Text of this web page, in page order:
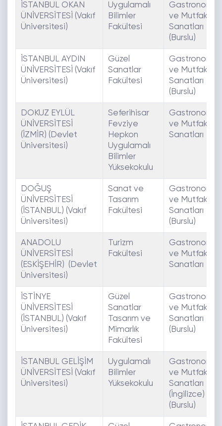
İSTANBUL OKAN
ÜNİVERSİTESİ (Vakıf
Üniversitesi)
Uygulamalı
Bilimler
Fakültesi
Gastronomi
ve Mutfak
Sanatları
(Burslu)
İSTANBUL AYDIN
ÜNİVERSİTESİ (Vakıf
Üniversitesi)
Güzel
Sanatlar
Fakültesi
Gastronomi
ve Mutfak
Sanatları
(Burslu)
DOKUZ EYLÜL
ÜNİVERSİTESİ
(İZMİR) (Devlet
Üniversitesi)
Seferihisar
Fevziye
Hepkon
Uygulamalı
Bilimler
Yüksekokulu
Gastronomi
ve Mutfak
Sanatları
DOĞUŞ
ÜNİVERSİTESİ
(İSTANBUL) (Vakıf
Üniversitesi)
Sanat ve
Tasarım
Fakültesi
Gastronomi
ve Mutfak
Sanatları
(Burslu)
ANADOLU
ÜNİVERSİTESİ
(ESKİŞEHİR) (Devlet
Üniversitesi)
Turizm
Fakültesi
Gastronomi
ve Mutfak
Sanatları
İSTİNYE
ÜNİVERSİTESİ
(İSTANBUL) (Vakıf
Üniversitesi)
Güzel
Sanatlar
Tasarım ve
Mimarlık
Fakültesi
Gastronomi
ve Mutfak
Sanatları
(Burslu)
İSTANBUL GELİŞİM
ÜNİVERSİTESİ (Vakıf
Üniversitesi)
Uygulamalı
Bilimler
Yüksekokulu
Gastronomi
ve Mutfak
Sanatları
(İngilizce)
(Burslu)